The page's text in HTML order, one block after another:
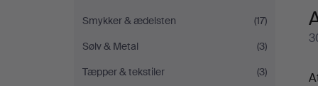
Smykker & ædelsten
(17)
Sølv & Metal
(3)
Tæpper & tekstiler
(3)